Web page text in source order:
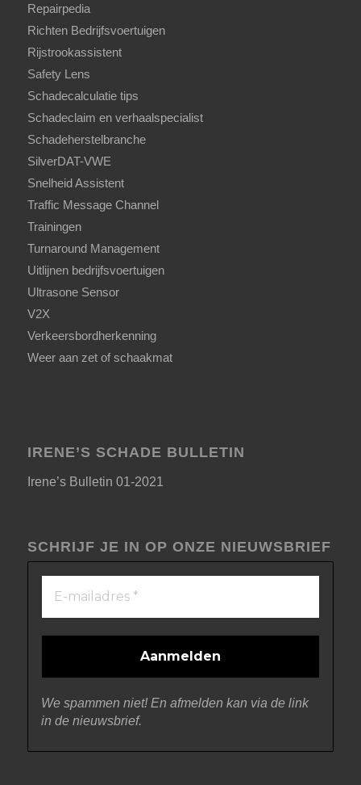
Repairpedia
Richten Bedrijfsvoertuigen
Rijstrookassistent
Safety Lens
Schadecalculatie tips
Schadeclaim en verhaalspecialist
Schadeherstelbranche
SilverDAT-VWE
Snelheid Assistent
Traffic Message Channel
Trainingen
Turnaround Management
Uitlijnen bedrijfsvoertuigen
Ultrasone Sensor
V2X
Verkeersbordherkenning
Weer aan zet of schaakmat
IRENE’S SCHADE BULLETIN
Irene’s Bulletin 01-2021
SCHRIJF JE IN OP ONZE NIEUWSBRIEF
We spammen niet! En afmelden kan via de link
in de nieuwsbrief.